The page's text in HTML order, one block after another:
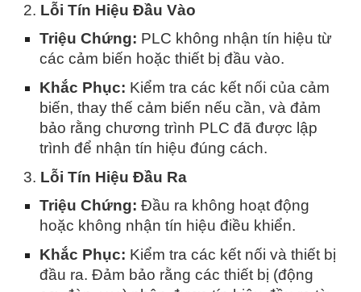
2. Lỗi Tín Hiệu Đầu Vào
Triệu Chứng: PLC không nhận tín hiệu từ
các cảm biến hoặc thiết bị đầu vào.
Khắc Phục: Kiểm tra các kết nối của cảm
biến, thay thế cảm biến nếu cần, và đảm
bảo rằng chương trình PLC đã được lập
trình để nhận tín hiệu đúng cách.
3. Lỗi Tín Hiệu Đầu Ra
Triệu Chứng: Đầu ra không hoạt động
hoặc không nhận tín hiệu điều khiển.
Khắc Phục: Kiểm tra các kết nối và thiết bị
đầu ra. Đảm bảo rằng các thiết bị (động